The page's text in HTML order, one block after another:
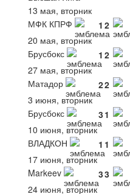
13 мая, вторник
МФК КПРФ
1 2
20 мая, вторник
Брусбокс
1 2
27 мая, вторник
Матадор
22
3 июня, вторник
Брусбокс
31
10 июня, вторник
ВЛАДКОН
1 1
17 июня, вторник
Markeev
33
24 июня, вторник